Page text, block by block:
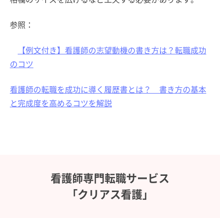
参照：
【例文付き】看護師の志望動機の書き方は？転職成功
のコツ
看護師の転職を成功に導く履歴書とは？ 書き方の基本
と完成度を高めるコツを解説
看護師専門転職サービス
「クリアス看護」